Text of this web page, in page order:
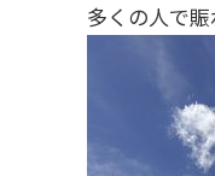
多くの人で賑